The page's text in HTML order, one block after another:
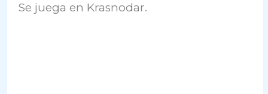
Se juega en Krasnodar.